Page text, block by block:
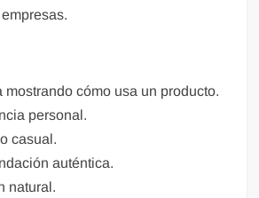
mostrando cómo usa un producto.
personal.
casual.
auténtica.
natural.